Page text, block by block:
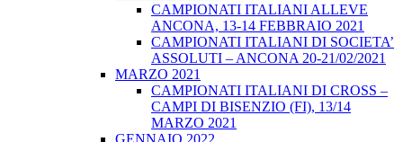
CAMPIONATI ITALIANI ALLEVE
ANCONA, 13-14 FEBBRAIO 2021
CAMPIONATI ITALIANI DI SOCIETA’
ASSOLUTI – ANCONA 20-21/02/2021
MARZO 2021
CAMPIONATI ITALIANI DI CROSS –
CAMPI DI BISENZIO (FI), 13/14
MARZO 2021
GENNAIO 2022